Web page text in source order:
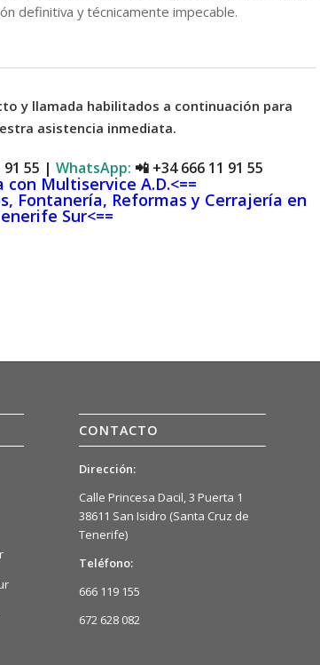
definitiva y técnicamente impecable.
y llamada habilitados a continuación para
asistencia inmediata.
91 55 | WhatsApp: 📲 +34 666 11 91 55
con Multiservice A.D.<==
Fontanería, Reformas y Cerrajería en
Sur<==
CONTACTO
Dirección:
Calle Princesa Dacil, 3 Puerta 1
38611 San Isidro (Santa Cruz de
Tenerife)
Teléfono:
666 119 155
672 628 082